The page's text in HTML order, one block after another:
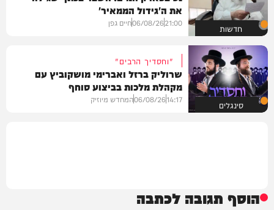
חדשות
את ה'גידול הממאיר'
21:00
06/08/26חיים גפן
סינגלים
"וחסדיך הרבים"
שרוליק ברזל ואברימי מושקוביץ עם
מקהלת מלכות בביצוע סוחף
14:17
06/08/26המחדש מיוזיק
הוסף תגובה לכתבה